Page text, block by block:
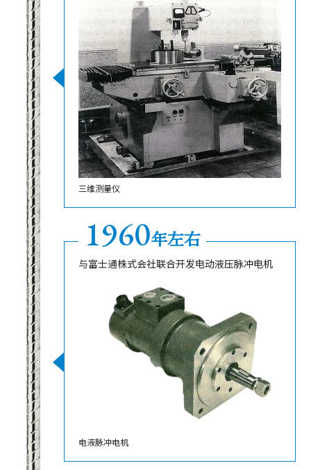
三维测量仪
1960年左右
与富士通株式会社联合开发电动液压脉冲电机
电液脉冲电机